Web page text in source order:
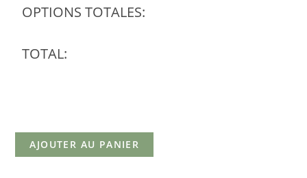
OPTIONS TOTALES:
TOTAL:
AJOUTER AU PANIER